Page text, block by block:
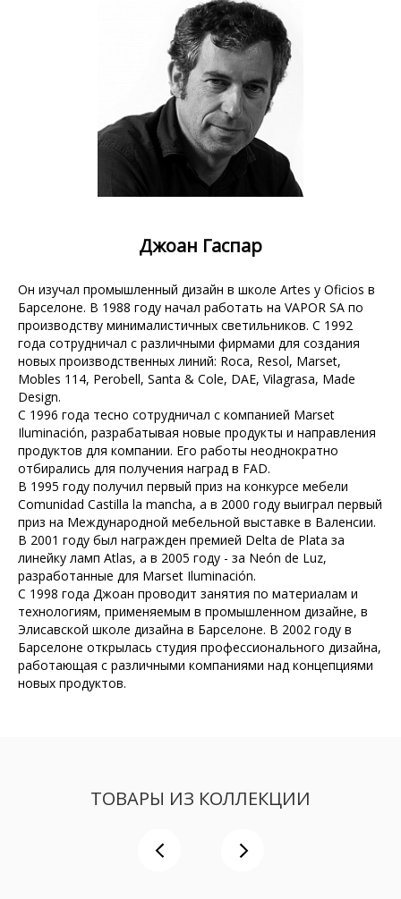
Джоан Гаспар
Он изучал промышленный дизайн в школе Artes y Oficios в
Барселоне. В 1988 году начал работать на VAPOR SA по
производству минималистичных светильников. С 1992
года сотрудничал с различными фирмами для создания
новых производственных линий: Roca, Resol, Marset,
Mobles 114, Perobell, Santa & Cole, DAE, Vilagrasa, Made
Design.
С 1996 года тесно сотрудничал с компанией Marset
Iluminación, разрабатывая новые продукты и направления
продуктов для компании. Его работы неоднократно
отбирались для получения наград в FAD.
В 1995 году получил первый приз на конкурсе мебели
Comunidad Castilla la mancha, а в 2000 году выиграл первый
приз на Международной мебельной выставке в Валенсии.
В 2001 году был награжден премией Delta de Plata за
линейку ламп Atlas, а в 2005 году - за Neón de Luz,
разработанные для Marset Iluminación.
С 1998 года Джоан проводит занятия по материалам и
технологиям, применяемым в промышленном дизайне, в
Элисавской школе дизайна в Барселоне. В 2002 году в
Барселоне открылась студия профессионального дизайна,
работающая с различными компаниями над концепциями
новых продуктов.
ТОВАРЫ ИЗ КОЛЛЕКЦИИ